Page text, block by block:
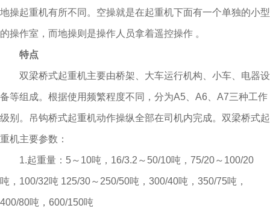
地操起重机有所不同。空操就是在起重机下面有一个单独的小型
的操作室，而地操则是操作人员拿着遥控操作 。
特点
双梁桥式起重机主要由桥架、大车运行机构、小车、电器设
备等组成。根据使用频繁程度不同，分为A5、A6、A7三种工作
级别。吊钩桥式起重机动作操纵全部在司机内完成。双梁桥式起
重机主要参数：
1.起重量：5～10吨，16/3.2～50/10吨，75/20～100/20
吨，100/32吨 125/30～250/50吨，300/40吨，350/75吨，
400/80吨，600/150吨